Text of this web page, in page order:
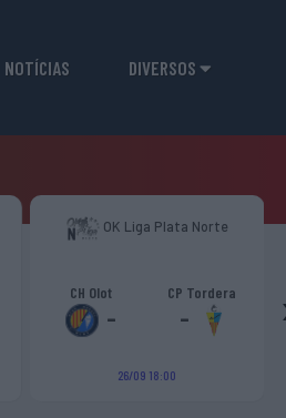
NOTÍCIAS DIVERSOS
OK Liga Plata Norte
CH Olot
-
CP Tordera
-
26/09 18:00